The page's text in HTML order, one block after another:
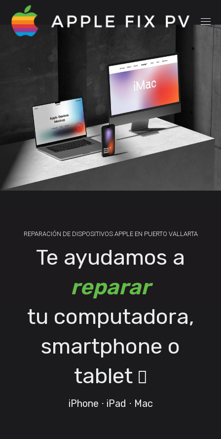
REPARACIÓN DE DISPOSITIVOS APPLE EN PUERTO VALLARTA
Te ayudamos a
reparar
tu computadora,
smartphone o
tablet 
iPhone ⋅ iPad ⋅ Mac